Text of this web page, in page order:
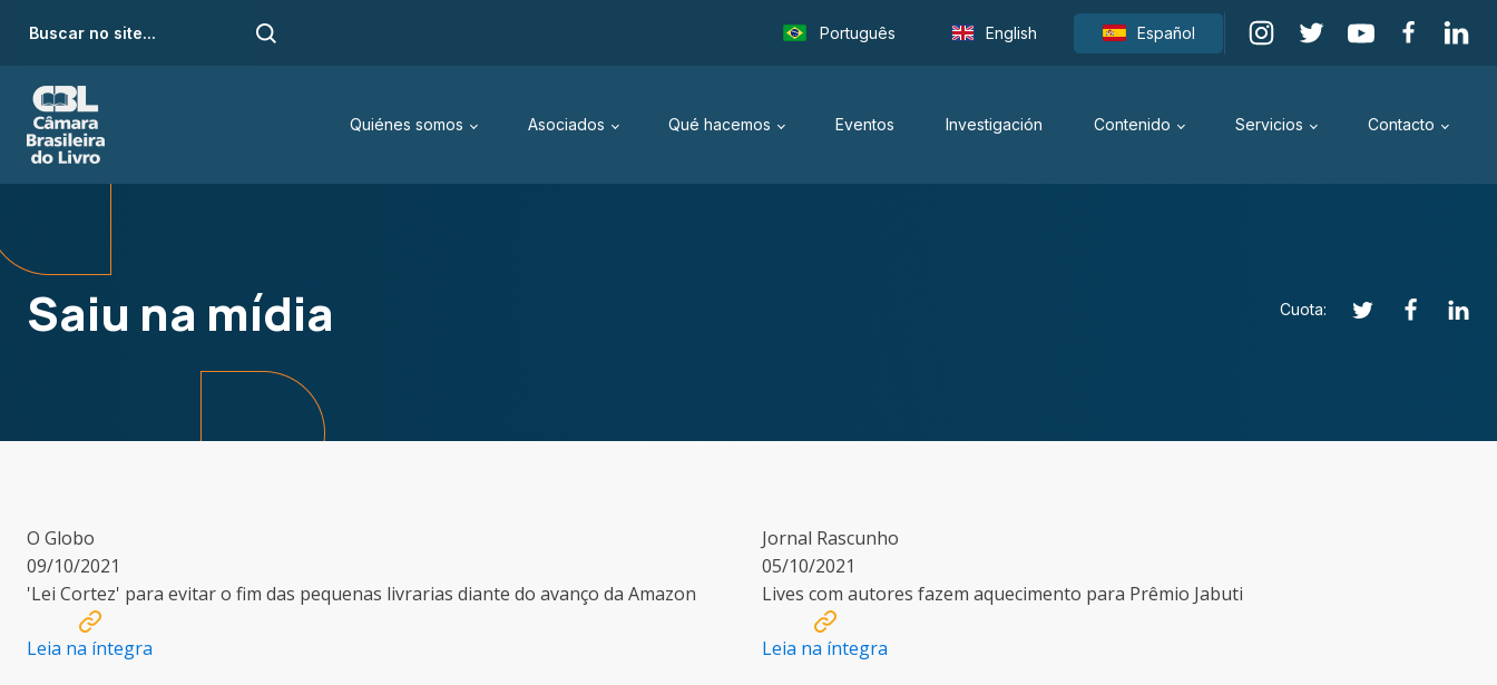
Português English Español
Quiénes somos Asociados Qué hacemos Eventos Investigación Contenido Servicios Contacto
Saiu na mídia Cuota:
O Globo
09/10/2021
'Lei Cortez' para evitar o fim das pequenas livrarias diante do avanço da Amazon
Leia na íntegra
Jornal Rascunho
05/10/2021
Lives com autores fazem aquecimento para Prêmio Jabuti
Leia na íntegra